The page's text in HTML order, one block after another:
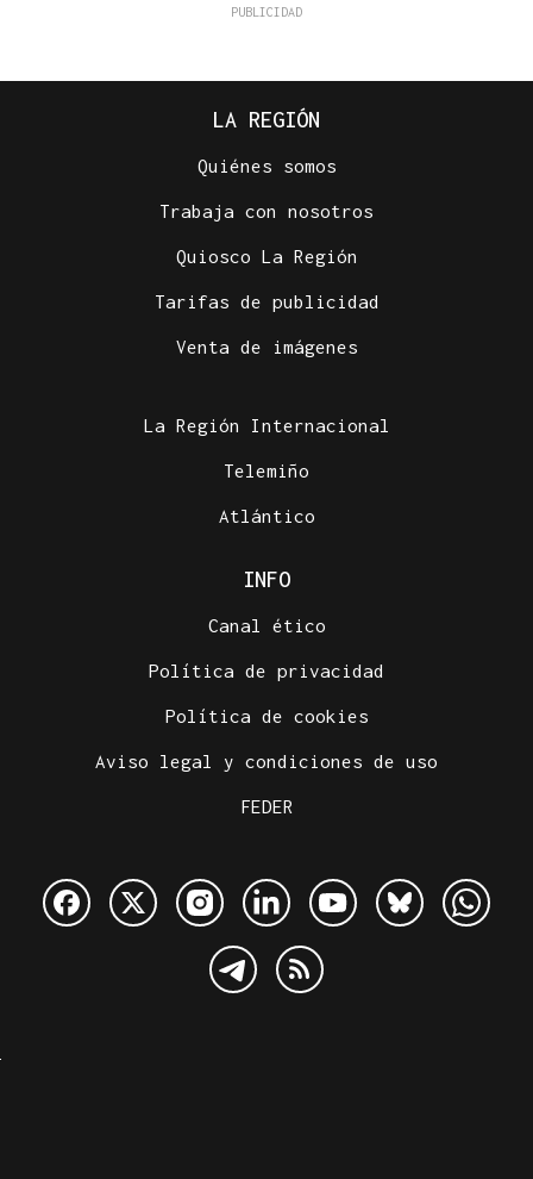
LA REGIÓN
Quiénes somos
Trabaja con nosotros
Quiosco La Región
Tarifas de publicidad
Venta de imágenes
La Región Internacional
Telemiño
Atlántico
INFO
Canal ético
Política de privacidad
Política de cookies
Aviso legal y condiciones de uso
FEDER